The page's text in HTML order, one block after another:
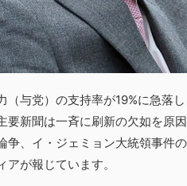
（与党）の支持率が19%に急落
要新聞は一斉に刷新の欠如を原
争、イ・ジェミョン大統領事件
アが報じています。